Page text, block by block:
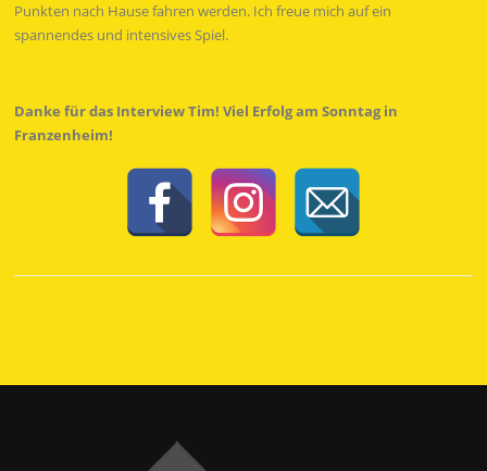
Punkten nach Hause fahren werden. Ich freue mich auf ein
spannendes und intensives Spiel.
Danke für das Interview Tim! Viel Erfolg am Sonntag in
Franzenheim!